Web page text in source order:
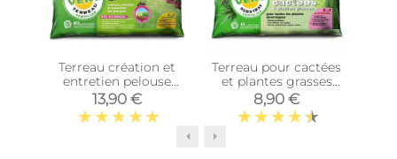
Terreau création et
entretien pelouse
avec mycorhizes 40
litres
13,90 €
Terreau pour cactées
et plantes grasses
3kg
8,90 €